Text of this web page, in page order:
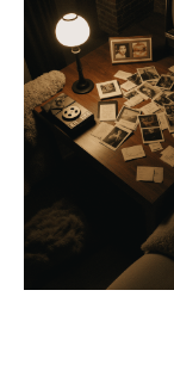
КОКТЕЙЛИ,
И НАПИТКИ НА ВАШЕ
МЕРОПРИЯТИЕ
ЗАКУСКИ И
НАБОРЫ, ГОТОВЫЕ К
СОБЫТИЮ
подробнее